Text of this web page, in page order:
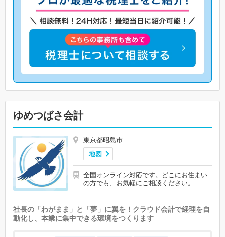
ゆめつばさ会計
東京都昭島市
地図
全国オンライン対応です。どこにお住まい
の方でも、お気軽にご相談ください。
社長の「わがまま」と「夢」に翼を！クラウド会計で経理を自
動化し、本業に集中できる環境をつくります